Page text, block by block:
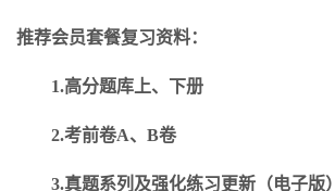
推荐会员套餐复习资料：
1.高分题库上、下册
2.考前卷A、B卷
3.真题系列及强化练习更新 （电子版）